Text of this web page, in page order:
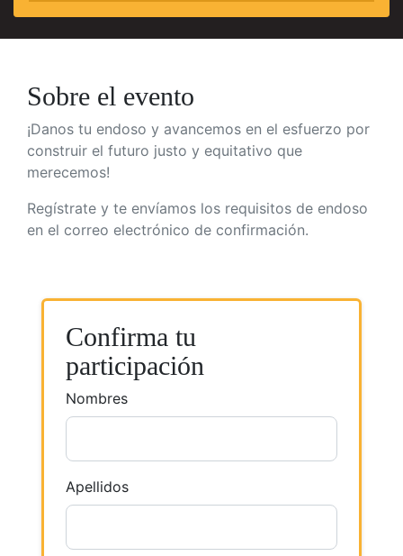
Sobre el evento
¡Danos tu endoso y avancemos en el esfuerzo por
construir el futuro justo y equitativo que
merecemos!
Regístrate y te envíamos los requisitos de endoso
en el correo electrónico de confirmación.
Confirma tu
participación
Nombres
Apellidos